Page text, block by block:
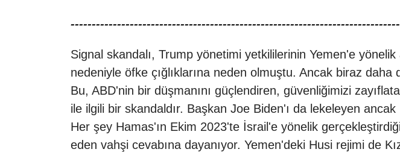
Signal skandalı, Trump yönetimi yetkililerinin Yemen'e
nedeniyle öfke çığlıklarına neden olmuştu. Ancak biraz
Bu, ABD'nin bir düşmanını güçlendiren, güvenliğimizi
ile ilgili bir skandaldır. Başkan Joe Biden'ı da lekeleyen
Her şey Hamas'ın Ekim 2023'te İsrail'e yönelik
eden vahşi cevabına dayanıyor. Yemen'deki Husi rejimi de